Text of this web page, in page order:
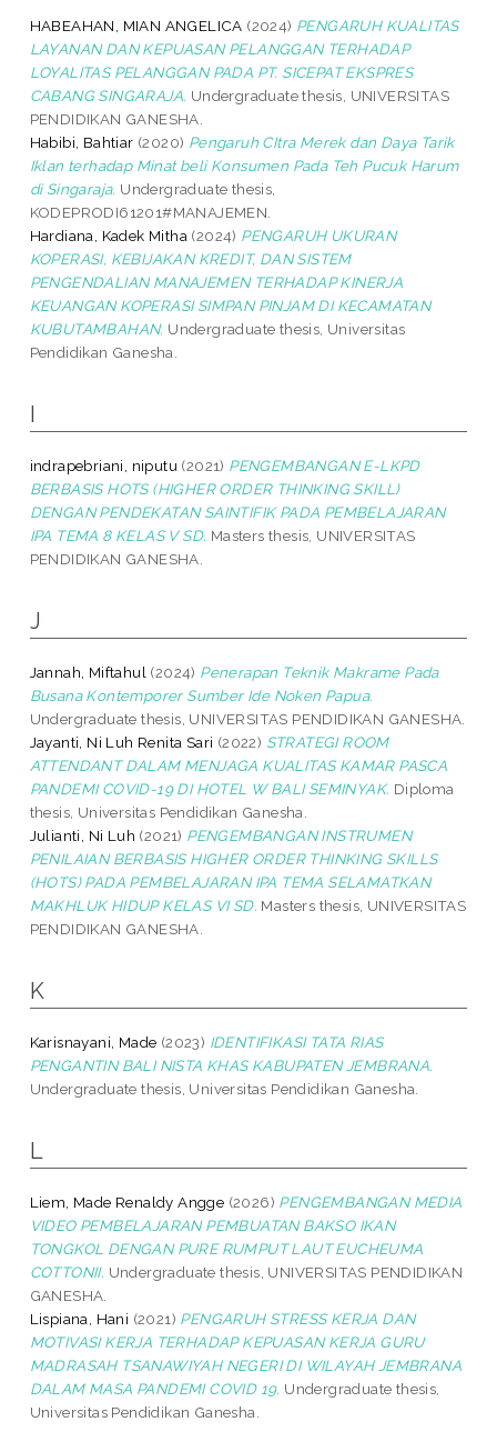
HABEAHAN, MIAN ANGELICA (2024) PENGARUH KUALITAS
LAYANAN DAN KEPUASAN PELANGGAN TERHADAP
LOYALITAS PELANGGAN PADA PT. SICEPAT EKSPRES
CABANG SINGARAJA. Undergraduate thesis, UNIVERSITAS
PENDIDIKAN GANESHA.
Habibi, Bahtiar (2020) Pengaruh CItra Merek dan Daya Tarik
Iklan terhadap Minat beli Konsumen Pada Teh Pucuk Harum
di Singaraja. Undergraduate thesis,
KODEPRODI61201#MANAJEMEN.
Hardiana, Kadek Mitha (2024) PENGARUH UKURAN
KOPERASI, KEBIJAKAN KREDIT, DAN SISTEM
PENGENDALIAN MANAJEMEN TERHADAP KINERJA
KEUANGAN KOPERASI SIMPAN PINJAM DI KECAMATAN
KUBUTAMBAHAN. Undergraduate thesis, Universitas
Pendidikan Ganesha.
I
indrapebriani, niputu (2021) PENGEMBANGAN E-LKPD
BERBASIS HOTS (HIGHER ORDER THINKING SKILL)
DENGAN PENDEKATAN SAINTIFIK PADA PEMBELAJARAN
IPA TEMA 8 KELAS V SD. Masters thesis, UNIVERSITAS
PENDIDIKAN GANESHA.
J
Jannah, Miftahul (2024) Penerapan Teknik Makrame Pada
Busana Kontemporer Sumber Ide Noken Papua.
Undergraduate thesis, UNIVERSITAS PENDIDIKAN GANESHA.
Jayanti, Ni Luh Renita Sari (2022) STRATEGI ROOM
ATTENDANT DALAM MENJAGA KUALITAS KAMAR PASCA
PANDEMI COVID-19 DI HOTEL W BALI SEMINYAK. Diploma
thesis, Universitas Pendidikan Ganesha.
Julianti, Ni Luh (2021) PENGEMBANGAN INSTRUMEN
PENILAIAN BERBASIS HIGHER ORDER THINKING SKILLS
(HOTS) PADA PEMBELAJARAN IPA TEMA SELAMATKAN
MAKHLUK HIDUP KELAS VI SD. Masters thesis, UNIVERSITAS
PENDIDIKAN GANESHA.
K
Karisnayani, Made (2023) IDENTIFIKASI TATA RIAS
PENGANTIN BALI NISTA KHAS KABUPATEN JEMBRANA.
Undergraduate thesis, Universitas Pendidikan Ganesha.
L
Liem, Made Renaldy Angge (2026) PENGEMBANGAN MEDIA
VIDEO PEMBELAJARAN PEMBUATAN BAKSO IKAN
TONGKOL DENGAN PURE RUMPUT LAUT EUCHEUMA
COTTONII. Undergraduate thesis, UNIVERSITAS PENDIDIKAN
GANESHA.
Lispiana, Hani (2021) PENGARUH STRESS KERJA DAN
MOTIVASI KERJA TERHADAP KEPUASAN KERJA GURU
MADRASAH TSANAWIYAH NEGERI DI WILAYAH JEMBRANA
DALAM MASA PANDEMI COVID 19. Undergraduate thesis,
Universitas Pendidikan Ganesha.